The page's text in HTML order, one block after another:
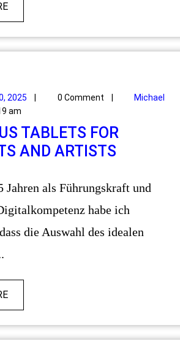
2025 0 Comment
Michael
am
TABLETS FOR
AND ARTISTS
habe ich
die Auswahl des idealen